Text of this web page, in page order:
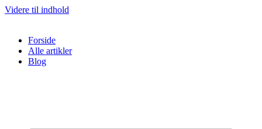
Videre til indhold
Forside
Alle artikler
Blog